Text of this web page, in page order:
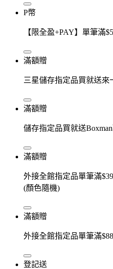
P幣
【限全盈+PAY】單筆滿
滿額贈
三星儲存指定品買就送來
滿額贈
儲存指定品買就送
滿額贈
外接全館指定品單筆滿
(顏色隨機)
滿額贈
外接全館指定品單筆滿
登記送